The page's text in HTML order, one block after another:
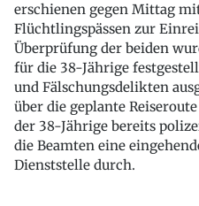
erschienen gegen Mittag
Flüchtlingspässen zur
Überprüfung der beiden
für die 38-Jährige
und Fälschungsdelikten
über die geplante
der 38-Jährige bereits
die Beamten eine
Dienststelle durch.